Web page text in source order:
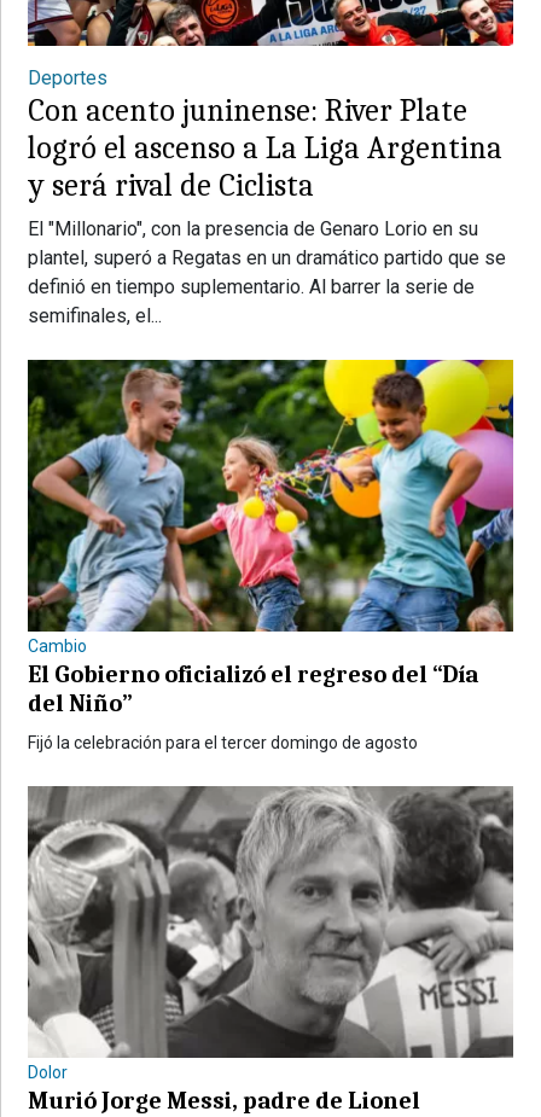
Deportes
Con acento juninense: River Plate
logró el ascenso a La Liga Argentina
y será rival de Ciclista
El "Millonario", con la presencia de Genaro Lorio en su
plantel, superó a Regatas en un dramático partido que se
definió en tiempo suplementario. Al barrer la serie de
semifinales, el...
Cambio
El Gobierno oficializó el regreso del “Día
del Niño”
Fijó la celebración para el tercer domingo de agosto
Dolor
Murió Jorge Messi, padre de Lionel